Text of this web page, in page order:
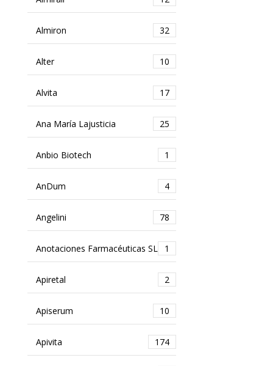
Almiron 32
Alter 10
Alvita 17
Ana María Lajusticia 25
Anbio Biotech 1
AnDum 4
Angelini 78
Anotaciones Farmacéuticas SL 1
Apiretal 2
Apiserum 10
Apivita 174